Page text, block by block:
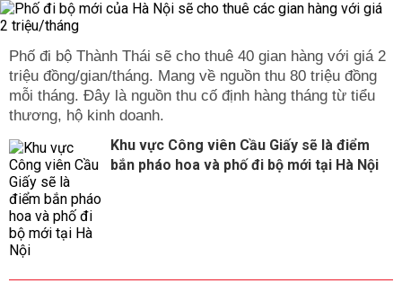
Phố đi bộ Thành Thái sẽ cho thuê 40 gian hàng với giá 2
triệu đồng/gian/tháng. Mang về nguồn thu 80 triệu đồng
mỗi tháng. Đây là nguồn thu cố định hàng tháng từ tiểu
thương, hộ kinh doanh.
Khu vực Công viên Cầu Giấy sẽ là điểm
bắn pháo hoa và phố đi bộ mới tại Hà Nội